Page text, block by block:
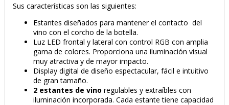
Sus características son las siguientes:
Estantes diseñados para mantener el contacto del
vino con el corcho de la botella.
Luz LED frontal y lateral con control RGB con amplia
gama de colores. Proporciona una iluminación visual
muy atractiva y de mayor impacto.
Display digital de diseño espectacular, fácil e intuitivo
de gran tamaño.
2 estantes de vino regulables y extraíbles con
iluminación incorporada. Cada estante tiene capacidad